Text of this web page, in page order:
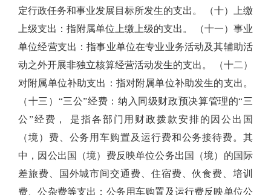
定行政任务和事业发展目标所发生的支出。 （十）上缴
上级支出：指附属单位上缴上级的支出。 （十一）事业
单位经营支出：指事业单位在专业业务活动及其辅助活
动之外开展非独立核算经营活动发生的支出。 （十二）
对附属单位补助支出：指对附属单位补助发生的支出。
（十三）“三公”经费：纳入同级财政预决算管理的“三
公”经费， 是指各部门用财政拨款安排的因公出国
（境）费、公务用车购置及运行费和公务接待费。其
中，因公出国（境）费反映单位公务出国（境）的国际
差旅费、国外城市间交通费、住宿费、伙食费、培训
费、公杂费等支出；公务用车购置及运行费反映单位公